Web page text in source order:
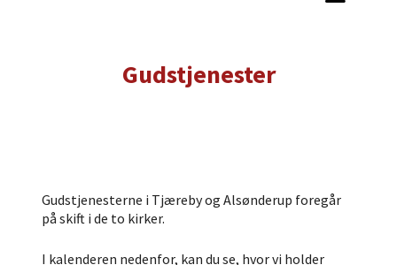
Gudstjenester
Gudstjenesterne i Tjæreby og Alsønderup foregår
på skift i de to kirker.
I kalenderen nedenfor, kan du se, hvor vi holder